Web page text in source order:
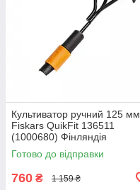
Культиватор ручний 125 мм
Fiskars QuikFit 136511
(1000680) Фінляндія
Готово до відправки
760 ₴ 1 159 ₴